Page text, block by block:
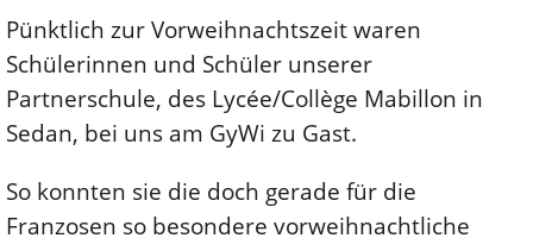
Pünktlich zur Vorweihnachtszeit waren
Schülerinnen und Schüler unserer
Partnerschule, des Lycée/Collège Mabillon in
Sedan, bei uns am GyWi zu Gast.
So konnten sie die doch gerade für die
Franzosen so besondere vorweihnachtliche